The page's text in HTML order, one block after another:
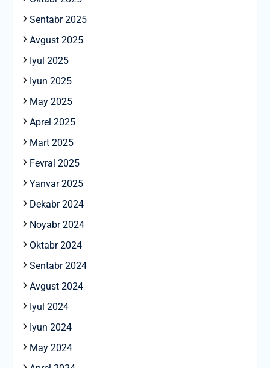
Sentabr 2025
Avgust 2025
Iyul 2025
Iyun 2025
May 2025
Aprel 2025
Mart 2025
Fevral 2025
Yanvar 2025
Dekabr 2024
Noyabr 2024
Oktabr 2024
Sentabr 2024
Avgust 2024
Iyul 2024
Iyun 2024
May 2024